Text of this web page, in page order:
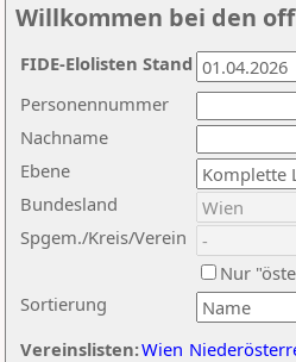
Willkommen bei den
Nachname
Ebene
Sortierung
Personennummer
Bundesland
Spgem./Kreis/Verein
Nur
Vereinslisten:Wien
FIDE-Elolisten Stand